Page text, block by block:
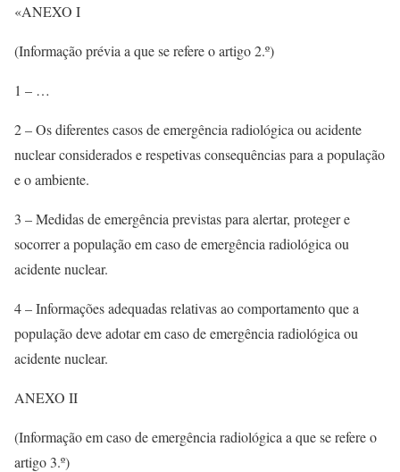
«ANEXO I
(Informação prévia a que se refere o artigo 2.º)
1 – …
2 – Os diferentes casos de emergência radiológica ou acidente
nuclear considerados e respetivas consequências para a população
e o ambiente.
3 – Medidas de emergência previstas para alertar, proteger e
socorrer a população em caso de emergência radiológica ou
acidente nuclear.
4 – Informações adequadas relativas ao comportamento que a
população deve adotar em caso de emergência radiológica ou
acidente nuclear.
ANEXO II
(Informação em caso de emergência radiológica a que se refere o
artigo 3.º)